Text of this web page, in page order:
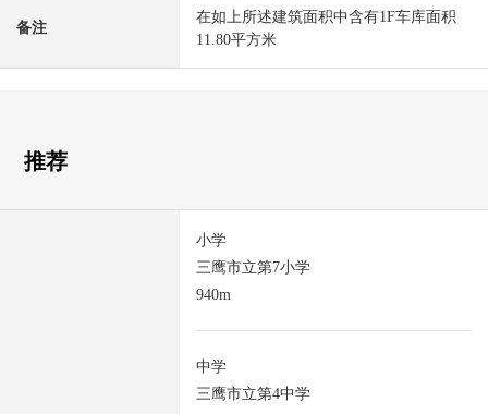
备注
在如上所述建筑面积中含有1F车库面积
11.80平方米
推荐
小学
三鹰市立第7小学
940m
中学
三鹰市立第4中学